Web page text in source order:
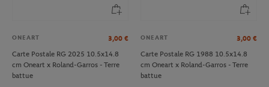
ONEART 3,00 €
Carte Postale RG 2025 10.5x14.8
cm Oneart x Roland-Garros - Terre
battue
ONEART 3,00 €
Carte Postale RG 1988 10.5x14.8
cm Oneart x Roland-Garros - Terre
battue